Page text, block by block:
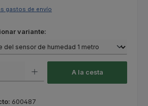
gastos de envío
variante:
A la cesta
600487